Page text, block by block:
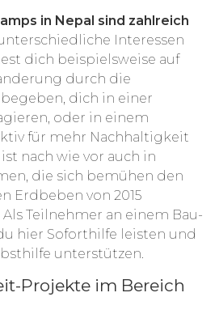
in Nepal sind zahlreich
Interessen
dich beispielsweise auf
durch die
dich in einer
oder in einem
für mehr Nachhaltigkeit
nach wie vor auch in
die sich bemühen den
Erdbeben von 2015
Teilnehmer an einem Bau-
hier Soforthilfe leisten und
unterstützen.
Projekte im Bereich